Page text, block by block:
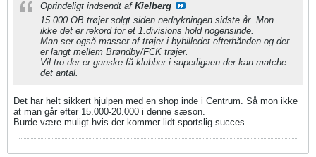
Oprindeligt indsendt af Kielberg
15.000 OB trøjer solgt siden nedrykningen sidste år. Mon
ikke det er rekord for et 1.divisions hold nogensinde.
Man ser også masser af trøjer i bybilledet efterhånden og der
er langt mellem Brøndby/FCK trøjer.
Vil tro der er ganske få klubber i superligaen der kan matche
det antal.
Det har helt sikkert hjulpen med en shop inde i Centrum. Så mon ikke
at man går efter 15.000-20.000 i denne sæson.
Burde være muligt hvis der kommer lidt sportslig succes